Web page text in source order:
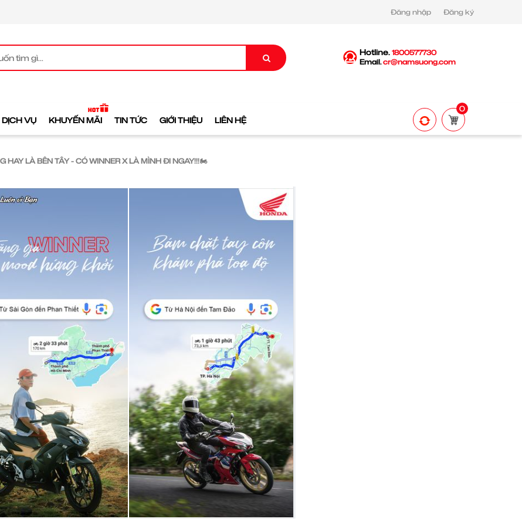
Đăng nhập Đăng ký
Hotline. 1800577730
Email.cr@namsuong.com
DỊCH VỤ KHUYẾN MÃI TIN TỨC GIỚI THIỆU LIÊN HỆ
0
HAY LÀ BÊN TÂY - CÓ WINNER X LÀ MÌNH ĐI NGAY!!!🏍